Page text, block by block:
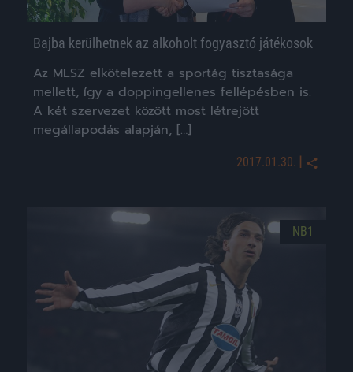
Bajba kerülhetnek az alkoholt fogyasztó játékosok
Az MLSZ elkötelezett a sportág tisztasága
mellett, így a doppingellenes fellépésben is.
A két szervezet között most létrejött
megállapodás alapján, […]
2017.01.30. |
NB1